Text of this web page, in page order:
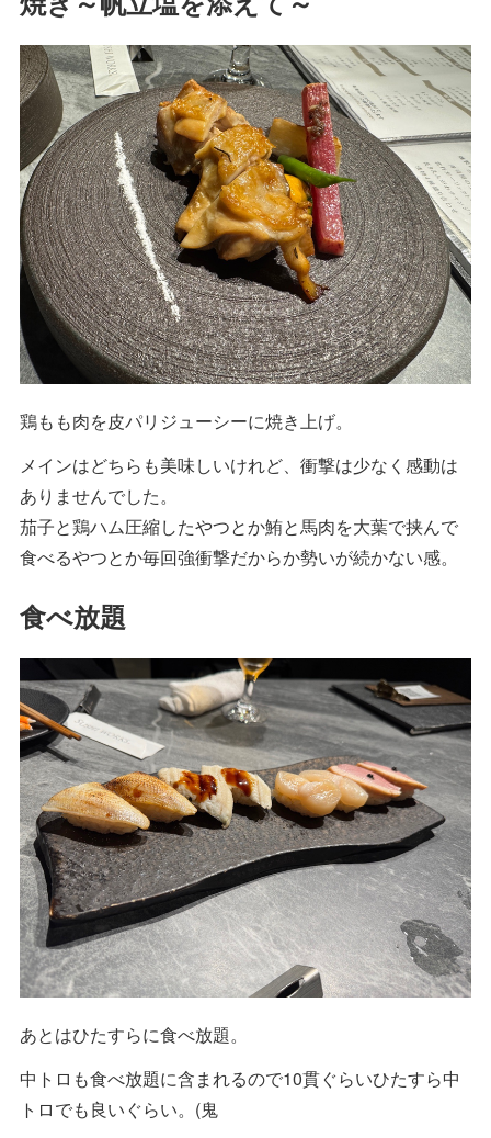
鶏もも肉を皮パリジューシーに焼き上げ。
メインはどちらも美味しいけれど、衝撃は少なく感動は
ありませんでした。
茄子と鶏ハム圧縮したやつとか鮪と馬肉を大葉で挟んで
食べるやつとか毎回強衝撃だからか勢いが続かない感。
食べ放題
あとはひたすらに食べ放題。
中トロも食べ放題に含まれるので10貫ぐらいひたすら中
トロでも良いぐらい。(鬼